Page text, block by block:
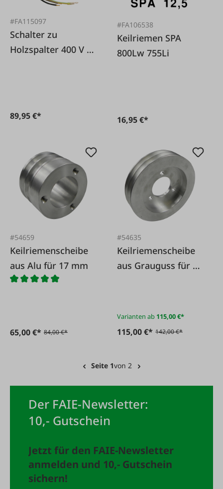
#FA115097
Schalter zu
Holzspalter 400 V 16
89,95 €*
#FA106538
Keilriemen SPA
800Lw 755Li
16,95 €*
#54659
Keilriemenscheibe
aus Alu für 17 mm
65,00 €* 84,00 €*
#54635
Keilriemenscheibe
aus Grauguss für 13
Varianten ab 115,00 €*
115,00 €* 142,00 €*
Seite 1von 2
Der FAIE-Newsletter:
10,- Gutschein
Jetzt für den FAIE-Newsletter
anmelden und 10,- Gutschein
sichern!